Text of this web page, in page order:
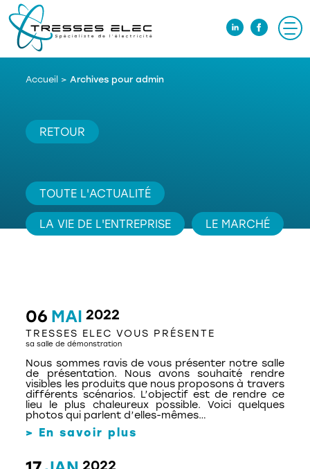
Accueil >Archives pour admin
RETOUR
TOUTE L'ACTUALITÉ
LA VIE DE L'ENTREPRISE LE MARCHÉ
06 MAI 2022
TRESSES ELEC VOUS PRÉSENTE
sa salle de démonstration
Nous sommes ravis de vous présenter notre salle
de présentation. Nous avons souhaité rendre
visibles les produits que nous proposons à travers
différents scénarios. L’objectif est de rendre ce
lieu le plus chaleureux possible. Voici quelques
photos qui parlent d’elles-mêmes…
> En savoir plus